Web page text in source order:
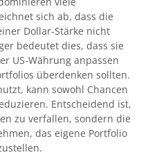
sich ab, dass die
Dollar-Stärke nicht
bedeutet dies, dass sie
US-Währung anpassen
überdenken sollten.
kann sowohl Chancen
Entscheidend ist,
zu verfallen, sondern die
das eigene Portfolio